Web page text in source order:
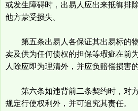
或发生障碍时，出易人应出来抵御排
他方蒙受损失。
第五条出易人各保证其出易标的
卖及供为任何债权的担保等瑕疵在前
人除应即为理清外，并应负赔偿损害的
第六条如违背前二条契约时，对方
规定行使权利外，并可追究其责任。